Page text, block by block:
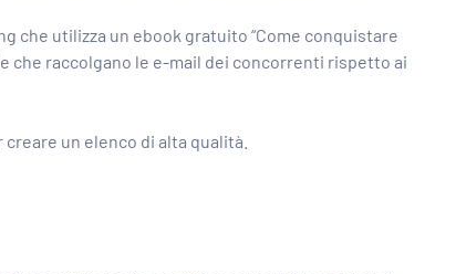
che utilizza un ebook gratuito “Come conquistare
che raccolgano le e-mail dei concorrenti rispetto ai
un elenco di alta qualità.